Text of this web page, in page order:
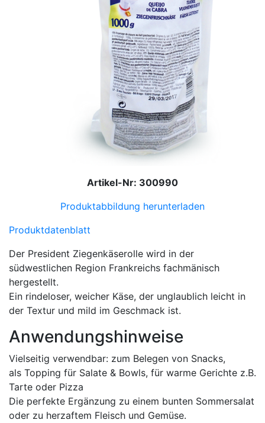
Artikel-Nr: 300990
Produktabbildung herunterladen
Produktdatenblatt
Der President Ziegenkäserolle wird in der
südwestlichen Region Frankreichs fachmänisch
hergestellt.
Ein rindeloser, weicher Käse, der unglaublich leicht in
der Textur und mild im Geschmack ist.
Anwendungshinweise
Vielseitig verwendbar: zum Belegen von Snacks,
als Topping für Salate & Bowls, für warme Gerichte z.B.
Tarte oder Pizza
Die perfekte Ergänzung zu einem bunten Sommersalat
oder zu herzaftem Fleisch und Gemüse.